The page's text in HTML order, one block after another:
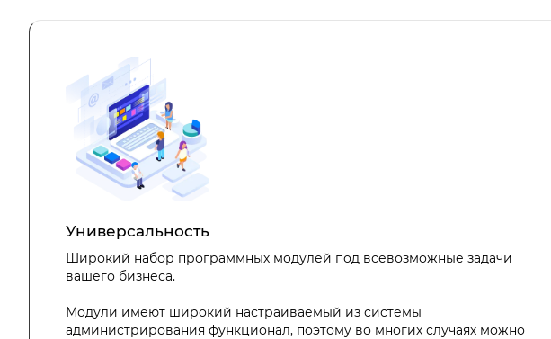
оперативность отклика, обрабатывая более 700 запросов в секунду при
Универсальность
Широкий набор программных модулей под всевозможные задачи
вашего бизнеса.
Модули имеют широкий настраиваемый из системы
администрирования функционал, поэтому во многих случаях можно